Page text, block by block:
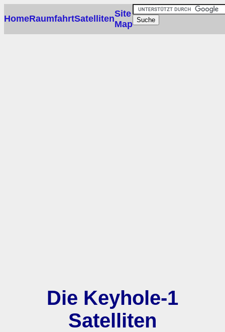
HomeRaumfahrtSatellitenSite
Map
Die Keyhole-1
Satelliten